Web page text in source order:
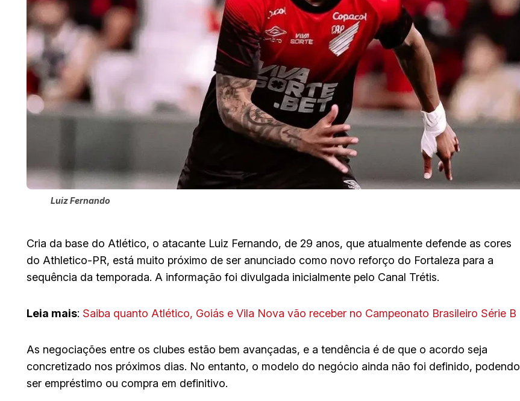
Luiz Fernando
Cria da base do Atlético, o atacante Luiz Fernando, de 29 anos, que atualmente defende as cores
do Athletico-PR, está muito próximo de ser anunciado como novo reforço do Fortaleza para a
sequência da temporada. A informação foi divulgada inicialmente pelo Canal Trétis.
Leia mais: Saiba quanto Atlético, Goiás e Vila Nova vão receber no Campeonato Brasileiro Série B
As negociações entre os clubes estão bem avançadas, e a tendência é de que o acordo seja
concretizado nos próximos dias. No entanto, o modelo do negócio ainda não foi definido, podendo
ser empréstimo ou compra em definitivo.